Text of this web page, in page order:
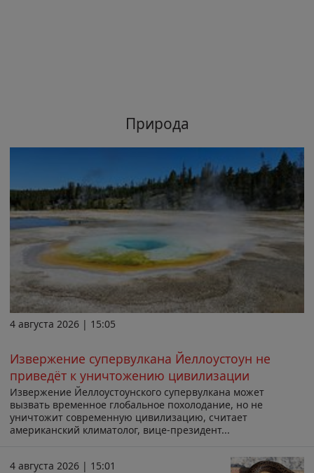
Природа
4 августа 2026 | 15:05
Извержение супервулкана Йеллоустоун не
приведёт к уничтожению цивилизации
Извержение Йеллоустоунского супервулкана может
вызвать временное глобальное похолодание, но не
уничтожит современную цивилизацию, считает
американский климатолог, вице-президент...
4 августа 2026 | 15:01